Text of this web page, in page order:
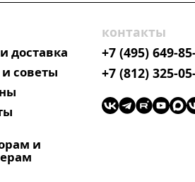
доставка
советы
и
контакты
+7 (495) 649-
+7 (812) 325-